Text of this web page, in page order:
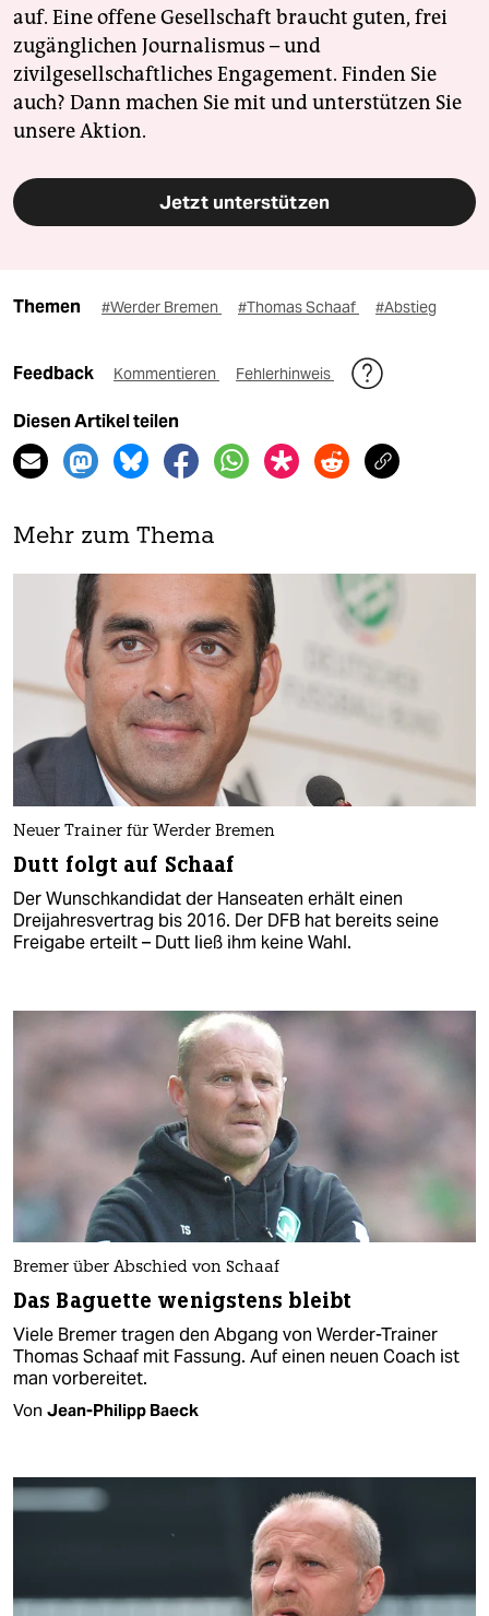
auf. Eine offene Gesellschaft braucht guten, frei
zugänglichen Journalismus – und
zivilgesellschaftliches Engagement. Finden Sie
auch? Dann machen Sie mit und unterstützen Sie
unsere Aktion.
Jetzt unterstützen
Themen #Werder Bremen #Thomas Schaaf #Abstieg
Feedback Kommentieren Fehlerhinweis
Diesen Artikel teilen
Mehr zum Thema
Neuer Trainer für Werder Bremen
Dutt folgt auf Schaaf
Der Wunschkandidat der Hanseaten erhält einen
Dreijahresvertrag bis 2016. Der DFB hat bereits seine
Freigabe erteilt – Dutt ließ ihm keine Wahl.
Bremer über Abschied von Schaaf
Das Baguette wenigstens bleibt
Viele Bremer tragen den Abgang von Werder-Trainer
Thomas Schaaf mit Fassung. Auf einen neuen Coach ist
man vorbereitet.
Von Jean-Philipp Baeck